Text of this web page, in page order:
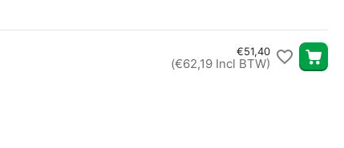
€51,40
(€62,19 Incl BTW)